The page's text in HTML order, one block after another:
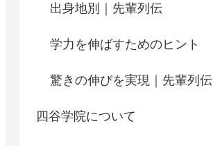
出身地別｜先輩列伝
学力を伸ばすためのヒント
驚きの伸びを実現｜先輩列伝
四谷学院について